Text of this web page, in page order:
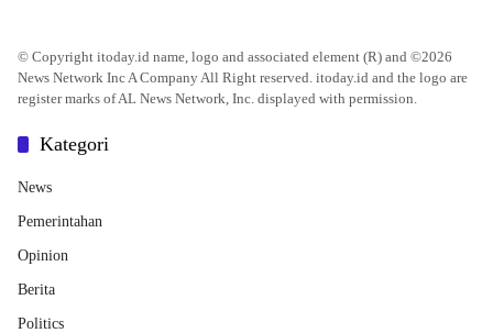
© Copyright itoday.id name, logo and associated element (R) and ©2026
News Network Inc A Company All Right reserved. itoday.id and the logo are
register marks of AL News Network, Inc. displayed with permission.
Kategori
News
Pemerintahan
Opinion
Berita
Politics